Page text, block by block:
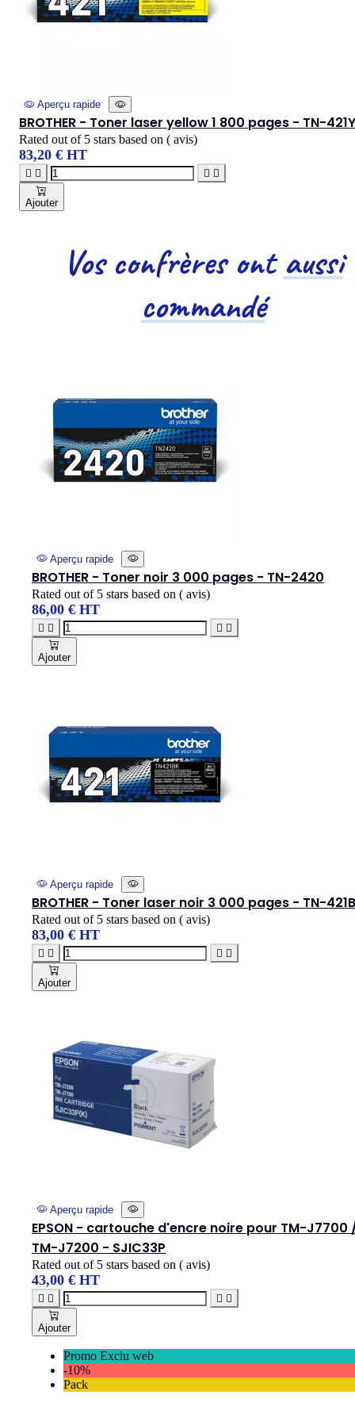
Aperçu rapide
BROTHER - Toner laser yellow 1 800 pages - TN-421Y
Rated out of 5 stars based on ( avis)
83,20 € HT
   
Ajouter
Vos confrères ont aussi
commandé
Aperçu rapide
BROTHER - Toner noir 3 000 pages - TN-2420
Rated out of 5 stars based on ( avis)
86,00 € HT
   
Ajouter
Aperçu rapide
BROTHER - Toner laser noir 3 000 pages - TN-
Rated out of 5 stars based on ( avis)
83,00 € HT
   
Ajouter
Aperçu rapide
EPSON - cartouche d'encre noire pour TM-J7700
TM-J7200 - SJIC33P
Rated out of 5 stars based on ( avis)
43,00 € HT
   
Ajouter
Promo Exclu web
-10%
Pack